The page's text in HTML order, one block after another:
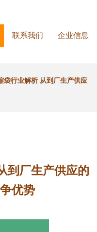
联系我们 企业信息
袋行业解析 从到厂生产供应
到厂生产供应的
优势